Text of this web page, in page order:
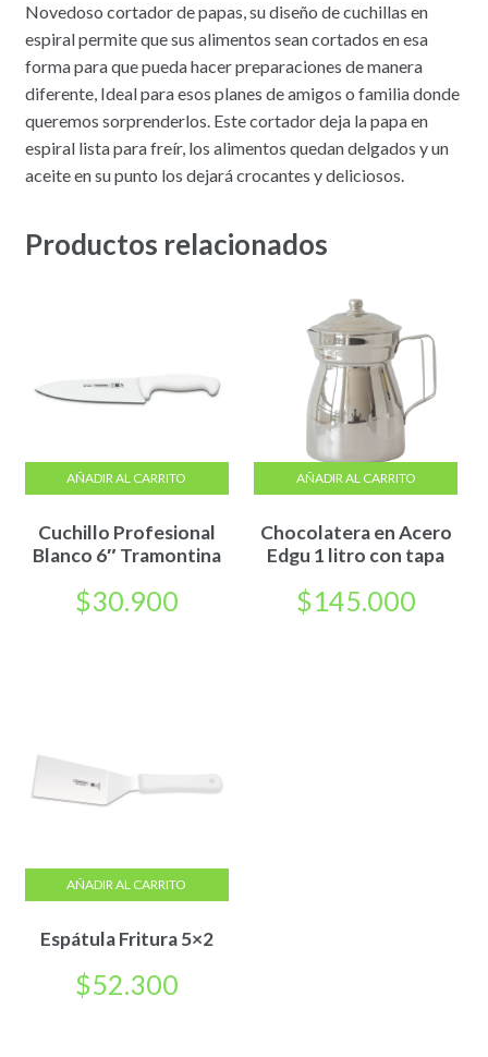
Novedoso cortador de papas, su diseño de cuchillas en
espiral permite que sus alimentos sean cortados en esa
forma para que pueda hacer preparaciones de manera
diferente, Ideal para esos planes de amigos o familia donde
queremos sorprenderlos. Este cortador deja la papa en
espiral lista para freír, los alimentos quedan delgados y un
aceite en su punto los dejará crocantes y deliciosos.
Productos relacionados
Cuchillo Profesional
Blanco 6″ Tramontina
$30.900
AÑADIR AL CARRITO
Chocolatera en Acero
Edgu 1 litro con tapa
$145.000
AÑADIR AL CARRITO
Espátula Fritura 5×2
$52.300
AÑADIR AL CARRITO